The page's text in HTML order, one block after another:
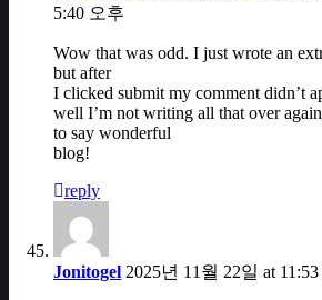
5:40 오후
Wow that was odd. I just wrote an
but after
I clicked submit my comment didn’t
well I’m not writing all that over
to say wonderful
blog!
reply
Jonitogel 2025년 11월 22일 at